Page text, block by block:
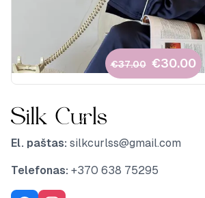
€37.00 €30.00
Footer
El. paštas: silkcurlss@gmail.com
Telefonas: +370 638 75295